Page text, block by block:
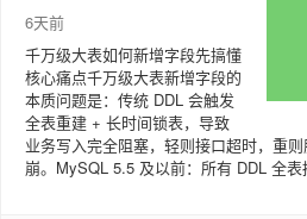
6天前
千万级大表如何新增字段先搞懂
核心痛点千万级大表新增字段的
本质问题是：传统 DDL 会触发
全表重建 + 长时间锁表，导致
业务写入完全阻塞，轻则接口超时，重
崩。MySQL 5.5 及以前：所有 DDL 全